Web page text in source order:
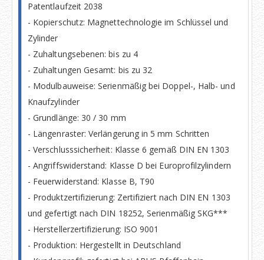
Patentlaufzeit 2038
- Kopierschutz: Magnettechnologie im Schlüssel und
Zylinder
- Zuhaltungsebenen: bis zu 4
- Zuhaltungen Gesamt: bis zu 32
- Modulbauweise: Serienmäßig bei Doppel-, Halb- und
Knaufzylinder
- Grundlänge: 30 / 30 mm
- Längenraster: Verlängerung in 5 mm Schritten
- Verschlusssicherheit: Klasse 6 gemäß DIN EN 1303
- Angriffswiderstand: Klasse D bei Europrofilzylindern
- Feuerwiderstand: Klasse B, T90
- Produktzertifizierung: Zertifiziert nach DIN EN 1303
und gefertigt nach DIN 18252, Serienmäßig SKG***
- Herstellerzertifizierung: ISO 9001
- Produktion: Hergestellt in Deutschland